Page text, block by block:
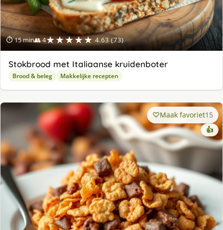
⏱ 15 min👥 4★★★★★ 4.63 (73)
Stokbrood met Italiaanse kruidenboter
Brood & beleg Makkelijke recepten
Maak favoriet15
👍